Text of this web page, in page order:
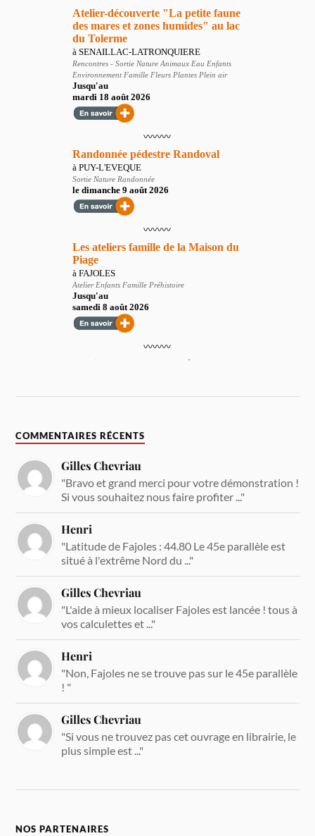
COMMENTAIRES RÉCENTS
Gilles Chevriau
"Bravo et grand merci pour votre démonstration !
Si vous souhaitez nous faire profiter ..."
Henri
"Latitude de Fajoles : 44.80 Le 45e parallèle est
situé à l'extrême Nord du ..."
Gilles Chevriau
"L'aide à mieux localiser Fajoles est lancée ! tous à
vos calculettes et ..."
Henri
"Non, Fajoles ne se trouve pas sur le 45e parallèle
! "
Gilles Chevriau
"Si vous ne trouvez pas cet ouvrage en librairie, le
plus simple est ..."
NOS PARTENAIRES